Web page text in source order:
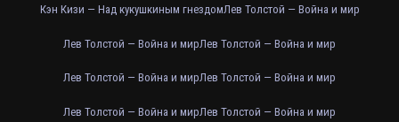
Кэн Кизи — Над кукушкиным гнездомЛев Толстой — Война и мир
Лев Толстой — Война и мирЛев Толстой — Война и мир
Лев Толстой — Война и мирЛев Толстой — Война и мир
Лев Толстой — Война и мирЛев Толстой — Война и мир